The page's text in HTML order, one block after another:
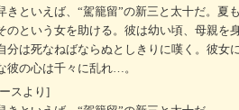
きといえば、“駕籠留”の新三と太十だ。
のという女を助ける。彼は幼い頃、母親を
分は死なねばならぬとしきりに嘆く。彼
彼の心は千々に乱れ…。
スより]